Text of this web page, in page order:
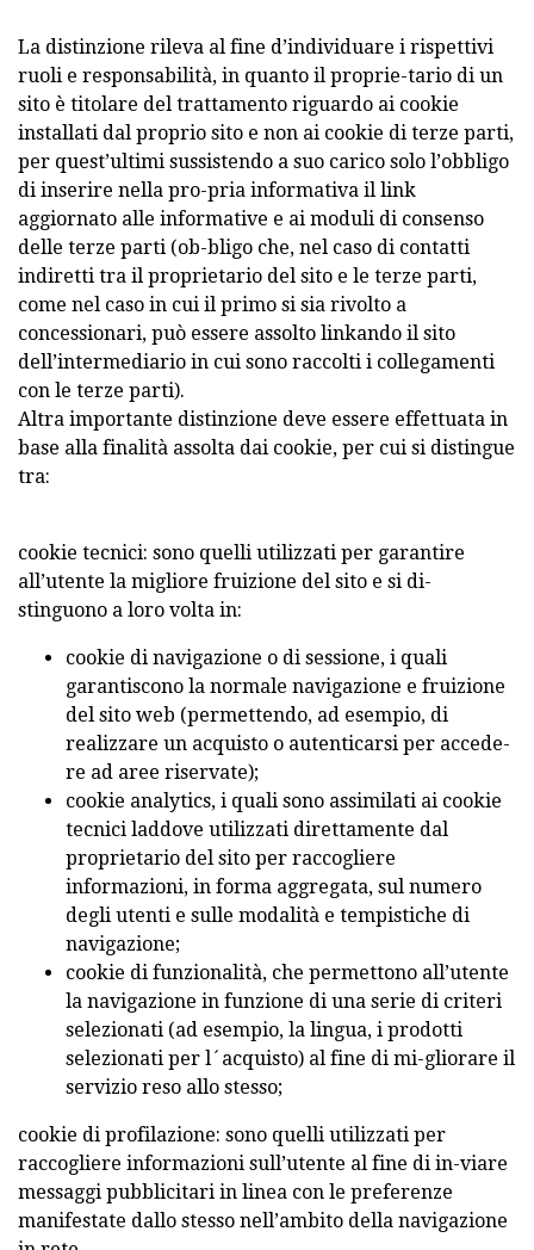
La distinzione rileva al fine d’individuare i rispettivi
ruoli e responsabilità, in quanto il proprie-tario di un
sito è titolare del trattamento riguardo ai cookie
installati dal proprio sito e non ai cookie di terze parti,
per quest’ultimi sussistendo a suo carico solo l’obbligo
di inserire nella pro-pria informativa il link
aggiornato alle informative e ai moduli di consenso
delle terze parti (ob-bligo che, nel caso di contatti
indiretti tra il proprietario del sito e le terze parti,
come nel caso in cui il primo si sia rivolto a
concessionari, può essere assolto linkando il sito
dell’intermediario in cui sono raccolti i collegamenti
con le terze parti).
Altra importante distinzione deve essere effettuata in
base alla finalità assolta dai cookie, per cui si distingue
tra:
cookie tecnici: sono quelli utilizzati per garantire
all’utente la migliore fruizione del sito e si di-
stinguono a loro volta in:
cookie di navigazione o di sessione, i quali
garantiscono la normale navigazione e fruizione
del sito web (permettendo, ad esempio, di
realizzare un acquisto o autenticarsi per accede-
re ad aree riservate);
cookie analytics, i quali sono assimilati ai cookie
tecnici laddove utilizzati direttamente dal
proprietario del sito per raccogliere
informazioni, in forma aggregata, sul numero
degli utenti e sulle modalità e tempistiche di
navigazione;
cookie di funzionalità, che permettono all’utente
la navigazione in funzione di una serie di criteri
selezionati (ad esempio, la lingua, i prodotti
selezionati per l´acquisto) al fine di mi-gliorare il
servizio reso allo stesso;
cookie di profilazione: sono quelli utilizzati per
raccogliere informazioni sull’utente al fine di in-viare
messaggi pubblicitari in linea con le preferenze
manifestate dallo stesso nell’ambito della navigazione